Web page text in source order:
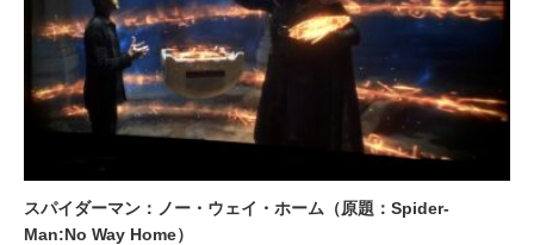
スパイダーマン：ノー・ウェイ・ホーム（原題：Spider-
Man:No Way Home）